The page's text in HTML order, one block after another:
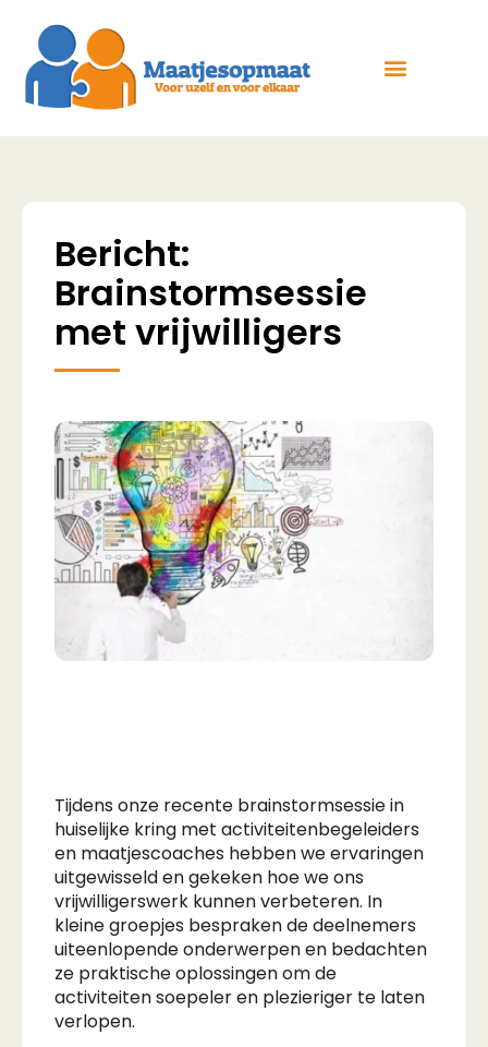
Bericht:
Brainstormsessie
met vrijwilligers
Tijdens onze recente brainstormsessie in
huiselijke kring met activiteitenbegeleiders
en maatjescoaches hebben we ervaringen
uitgewisseld en gekeken hoe we ons
vrijwilligerswerk kunnen verbeteren. In
kleine groepjes bespraken de deelnemers
uiteenlopende onderwerpen en bedachten
ze praktische oplossingen om de
activiteiten soepeler en plezieriger te laten
verlopen.